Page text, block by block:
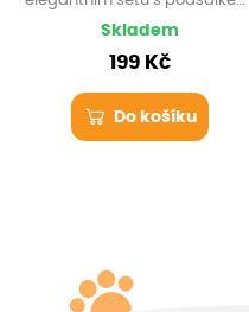
Kvalitní keramika od
skvěle a uvidíte, že vám
pomůže k opravdové pohodě.
Skladem
199 Kč
Do košíku